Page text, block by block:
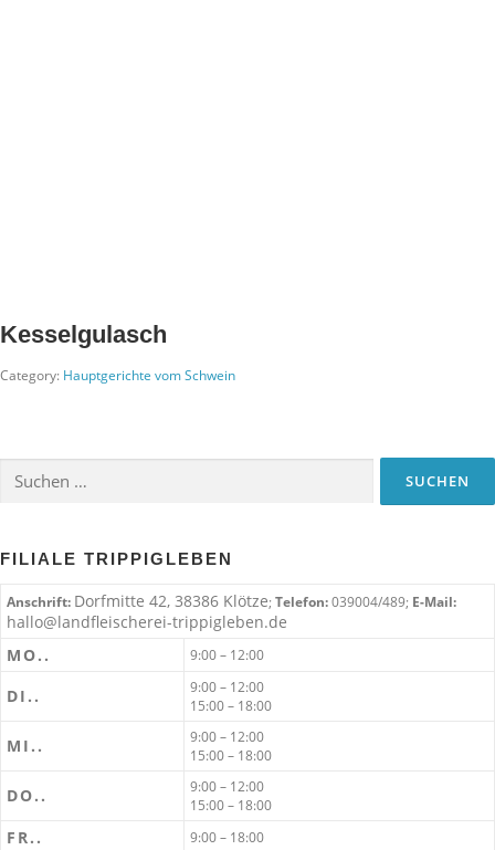
Kesselgulasch
Category: Hauptgerichte vom Schwein
nach:
FILIALE TRIPPIGLEBEN
Anschrift: Dorfmitte 42, 38386 Klötze; Telefon:039004/489; E-Mail:
hallo@landfleischerei-trippigleben.de
MO..
9:00 – 12:00
DI..
9:00 – 12:00
15:00 – 18:00
MI..
9:00 – 12:00
15:00 – 18:00
DO..
9:00 – 12:00
15:00 – 18:00
FR.. 9:00 – 18:00